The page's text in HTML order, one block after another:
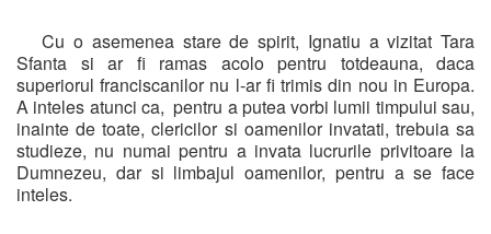
Cu o asemenea stare de spirit, Ignatiu a vizitat Tara
Sfanta si ar fi ramas acolo pentru totdeauna, daca
superiorul franciscanilor nu l-ar fi trimis din nou in Europa.
A inteles atunci ca, pentru a putea vorbi lumii timpului sau,
inainte de toate, clericilor si oamenilor invatati, trebuia sa
studieze, nu numai pentru a invata lucrurile privitoare la
Dumnezeu, dar si limbajul oamenilor, pentru a se face
inteles.